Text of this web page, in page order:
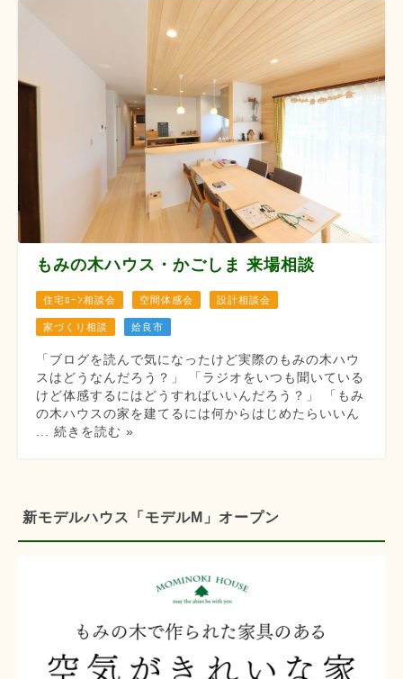
もみの木ハウス・かごしま 来場相談
住宅ﾛｰﾝ相談会 空間体感会 設計相談会
家づくり相談 姶良市
「ブログを読んで気になったけど実際のもみの木ハウ
スはどうなんだろう？」 「ラジオをいつも聞いている
けど体感するにはどうすればいいんだろう？」 「もみ
の木ハウスの家を建てるには何からはじめたらいいん
... 続きを読む »
新モデルハウス「モデルM」オープン